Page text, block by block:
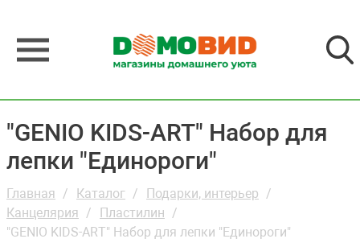
"GENIO KIDS-ART" Набор для
лепки "Единороги"
Главная Каталог
Подарки, интерьер
Канцелярия
Пластилин
"GENIO KIDS-ART" Набор для лепки "Единороги"